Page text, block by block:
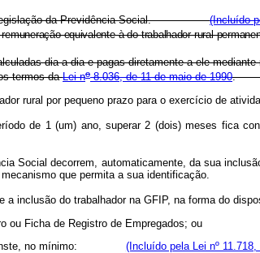
da legislação da Previdência Social.(Incluído
remuneração equivalente à do trabalhador
calculadas dia-a-dia e pagas diretamente a
termos daLei no8.036, de 11 de maio de 1990
rural por pequeno prazo para o exercício
de 1 (um) ano, superar 2 (dois) meses fica
Social decorrem, automaticamente, da sua
mecanismo que permita a sua
inclusão do trabalhador na GFIP, na forma do
ou Ficha de Registro de Empregados; ou
conste, no mínimo: (Incluído pela Lei nº 11.718,